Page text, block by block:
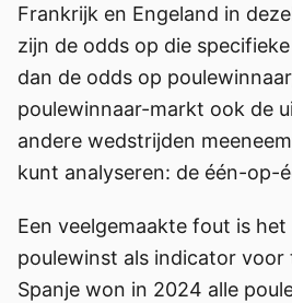
Frankrijk en Engeland in
zijn de odds op die
dan de odds op
poulewinnaar-markt ook de
andere wedstrijden
kunt analyseren: de één-op-
Een veelgemaakte fout is
poulewinst als indicator voor
Spanje won in 2024 alle